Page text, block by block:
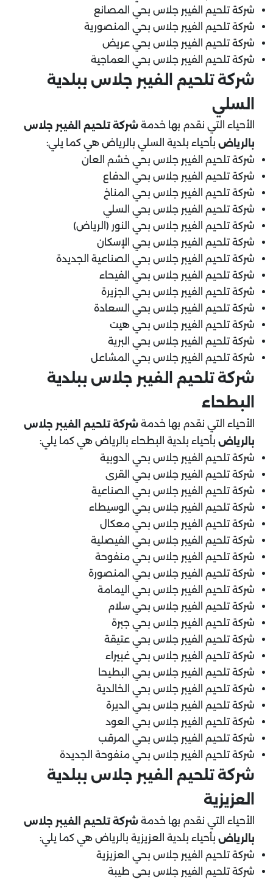
شركة تلحيم الفيبر جلاس بحي المصانع
شركة تلحيم الفيبر جلاس بحي المنصورية
شركة تلحيم الفيبر جلاس بحي عريض
شركة تلحيم الفيبر جلاس بحي العماجية
شركة تلحيم الفيبر جلاس ببلدية
السلي
الأحياء التي نقدم بها خدمة شركة تلحيم الفيبر جلاس
بالرياض بأحياء بلدية السلي بالرياض هي كما يلي:
شركة تلحيم الفيبر جلاس بحي خشم العان
شركة تلحيم الفيبر جلاس بحي الدفاع
شركة تلحيم الفيبر جلاس بحي المناخ
شركة تلحيم الفيبر جلاس بحي السلي
شركة تلحيم الفيبر جلاس بحي النور (الرياض)
شركة تلحيم الفيبر جلاس بحي الإسكان
شركة تلحيم الفيبر جلاس بحي الصناعية الجديدة
شركة تلحيم الفيبر جلاس بحي الفيحاء
شركة تلحيم الفيبر جلاس بحي الجزيرة
شركة تلحيم الفيبر جلاس بحي السعادة
شركة تلحيم الفيبر جلاس بحي هيت
شركة تلحيم الفيبر جلاس بحي البرية
شركة تلحيم الفيبر جلاس بحي المشاعل
شركة تلحيم الفيبر جلاس ببلدية
البطحاء
الأحياء التي نقدم بها خدمة شركة تلحيم الفيبر جلاس
بالرياض بأحياء بلدية البطحاء بالرياض هي كما يلي:
شركة تلحيم الفيبر جلاس بحي الدوبية
شركة تلحيم الفيبر جلاس بحي القرى
شركة تلحيم الفيبر جلاس بحي الصناعية
شركة تلحيم الفيبر جلاس بحي الوسيطاء
شركة تلحيم الفيبر جلاس بحي معكال
شركة تلحيم الفيبر جلاس بحي الفيصلية
شركة تلحيم الفيبر جلاس بحي منفوحة
شركة تلحيم الفيبر جلاس بحي المنصورة
شركة تلحيم الفيبر جلاس بحي اليمامة
شركة تلحيم الفيبر جلاس بحي سلام
شركة تلحيم الفيبر جلاس بحي جبرة
شركة تلحيم الفيبر جلاس بحي عتيقة
شركة تلحيم الفيبر جلاس بحي غبيراء
شركة تلحيم الفيبر جلاس بحي البطيحا
شركة تلحيم الفيبر جلاس بحي الخالدية
شركة تلحيم الفيبر جلاس بحي الديرة
شركة تلحيم الفيبر جلاس بحي العود
شركة تلحيم الفيبر جلاس بحي المرقب
شركة تلحيم الفيبر جلاس بحي منفوحة الجديدة
شركة تلحيم الفيبر جلاس ببلدية
العزيزية
الأحياء التي نقدم بها خدمة شركة تلحيم الفيبر جلاس
بالرياض بأحياء بلدية العزيزية بالرياض هي كما يلي:
شركة تلحيم الفيبر جلاس بحي العزيزية
شركة تلحيم الفيبر جلاس بحي طيبة